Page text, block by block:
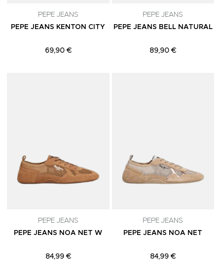
PEPE JEANS
PEPE JEANS KENTON CITY
69,90 €
PEPE JEANS
PEPE JEANS BELL NATURAL
89,90 €
PEPE JEANS
PEPE JEANS NOA NET W
84,99 €
PEPE JEANS
PEPE JEANS NOA NET
84,99 €